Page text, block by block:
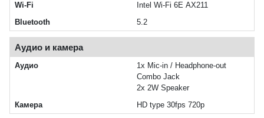
Wi‑Fi
Intel Wi‑Fi 6E AX211
Bluetooth
5.2
Аудио и камера
Аудио
1x Mic-in / Headphone-out
Combo Jack
2x 2W Speaker
Камера
HD type 30fps 720p